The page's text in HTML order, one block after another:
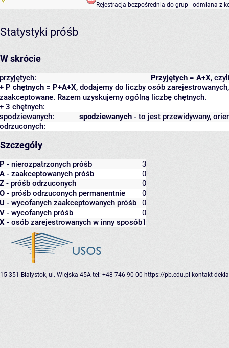
- Rejestracja bezpośrednia do grup - odmiana z
Statystyki próśb
W skrócie
Przyjętych = A+X,
przyjętych:
+ P chętnych = P+A+X, dodajemy do liczby osób
zaakceptowane. Razem uzyskujemy ogólną liczbę chętnych.
+ 3 chętnych:
spodziewanych - to jest przewidywany,
spodziewanych:
odrzuconych:
Szczegóły
P - nierozpatrzonych próśb
3
A - zaakceptowanych próśb
0
Z - próśb odrzuconych
0
O - próśb odrzuconych permanentnie
0
U - wycofanych zaakceptowanych próśb
0
V - wycofanych próśb
0
X - osób zarejestrowanych w inny sposób1
15-351 Białystok, ul. Wiejska 45A tel: +48 746 90 00 https://pb.edu.pl kontakt